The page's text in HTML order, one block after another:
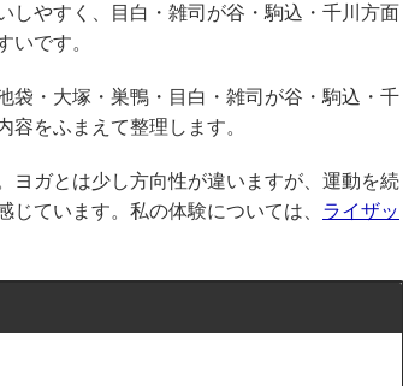
しやすく、目白・雑司が谷・駒込・千川方面
いです。
袋・大塚・巣鴨・目白・雑司が谷・駒込・千
をふまえて整理します。
ヨガとは少し方向性が違いますが、運動を続
じています。私の体験については、 ライザッ